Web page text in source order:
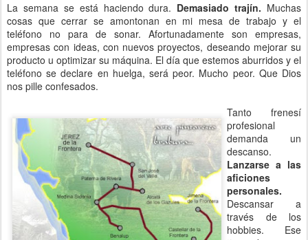
La semana se está haciendo dura. Demasiado trajín. Muchas
cosas que cerrar se amontonan en mi mesa de trabajo y el
teléfono no para de sonar. Afortunadamente son empresas,
empresas con ideas, con nuevos proyectos, deseando mejorar su
producto u optimizar su máquina. El día que estemos aburridos y el
teléfono se declare en huelga, será peor. Mucho peor. Que Dios
nos pille confesados.
Tanto frenesí
profesional
demanda un
descanso.
Lanzarse a las
aficiones
personales.
Descansar a
través de los
hobbies. Ese